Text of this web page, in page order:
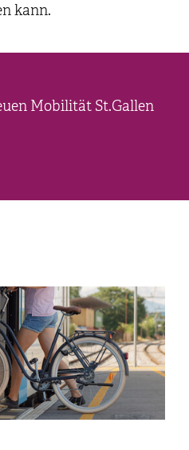
kann.
Mobilität St.Gallen